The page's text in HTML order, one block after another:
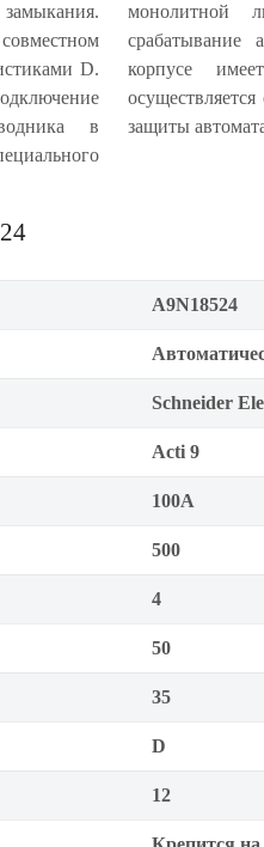
D.
в
На
питания
Степень
защиты
A9N18524
Schneider
Acti 9
100А
500
4
50
35
D
12